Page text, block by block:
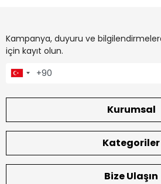
Kampanya, duyuru ve
için kayıt olun.
Kurumsal
Kategoriler
Bize Ulaşın